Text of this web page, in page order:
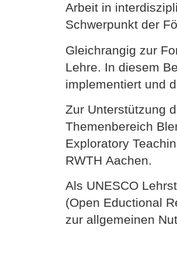
Arbeit in
Schwerpunkt der
Gleichrangig zur
Lehre. In diesem
implementiert und
Zur Unterstützung
Themenbereich
Exploratory
RWTH Aachen.
Als UNESCO
(Open Eductional
zur allgemeinen